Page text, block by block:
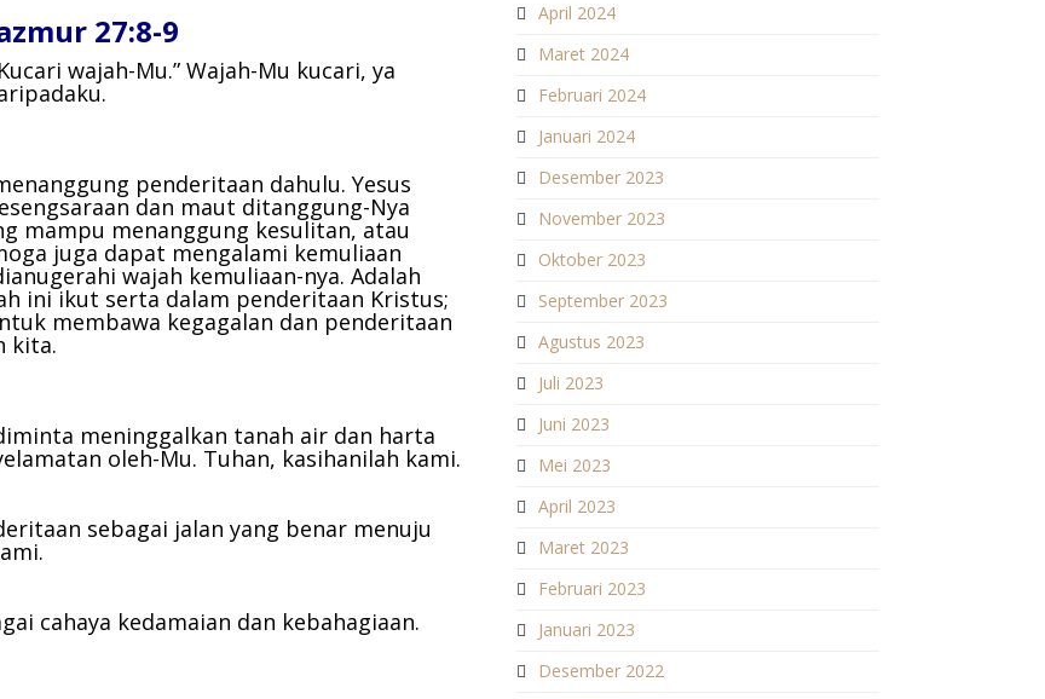
27:8-9
wajah-Mu.” Wajah-Mu kucari, ya
penderitaan dahulu. Yesus
dan maut ditanggung-Nya
mampu menanggung kesulitan, atau
juga dapat mengalami kemuliaan
wajah kemuliaan-nya. Adalah
ini ikut serta dalam penderitaan Kristus;
membawa kegagalan dan penderitaan
kita.
meninggalkan tanah air dan harta
oleh-Mu. Tuhan, kasihanilah kami.
sebagai jalan yang benar menuju
cahaya kedamaian dan kebahagiaan.
April 2024
Maret 2024
Februari 2024
Januari 2024
Desember 2023
November 2023
Oktober 2023
September 2023
Agustus 2023
Juli 2023
Juni 2023
Mei 2023
April 2023
Maret 2023
Februari 2023
Januari 2023
Desember 2022